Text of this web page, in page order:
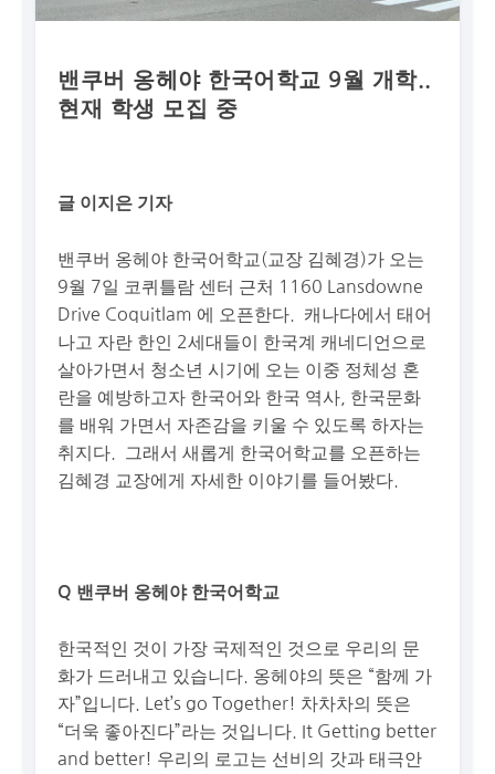
밴쿠버 옹헤야 한국어학교 9월 개학..
현재 학생 모집 중
글 이지은 기자
밴쿠버 옹헤야 한국어학교(교장 김혜경)가 오는
9월 7일 코퀴틀람 센터 근처 1160 Lansdowne
Drive Coquitlam 에 오픈한다. 캐나다에서 태어
나고 자란 한인 2세대들이 한국계 캐네디언으로
살아가면서 청소년 시기에 오는 이중 정체성 혼
란을 예방하고자 한국어와 한국 역사, 한국문화
를 배워 가면서 자존감을 키울 수 있도록 하자는
취지다. 그래서 새롭게 한국어학교를 오픈하는
김혜경 교장에게 자세한 이야기를 들어봤다.
Q 밴쿠버 옹헤야 한국어학교
한국적인 것이 가장 국제적인 것으로 우리의 문
화가 드러내고 있습니다. 옹헤야의 뜻은 “함께 가
자”입니다. Let’s go Together! 차차차의 뜻은
“더욱 좋아진다”라는 것입니다. It Getting better
and better! 우리의 로고는 선비의 갓과 태극안